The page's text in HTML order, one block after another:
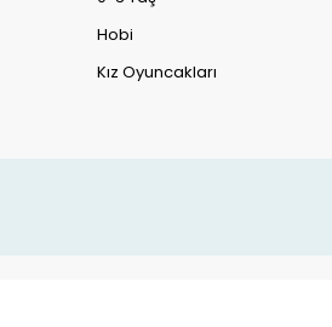
Hobi
Kız Oyuncakları